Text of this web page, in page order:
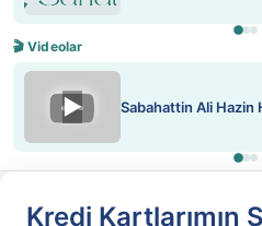
🎬 Videolar
Sabahattin Ali Hazin Hayatı
Kredi Kartlarımın